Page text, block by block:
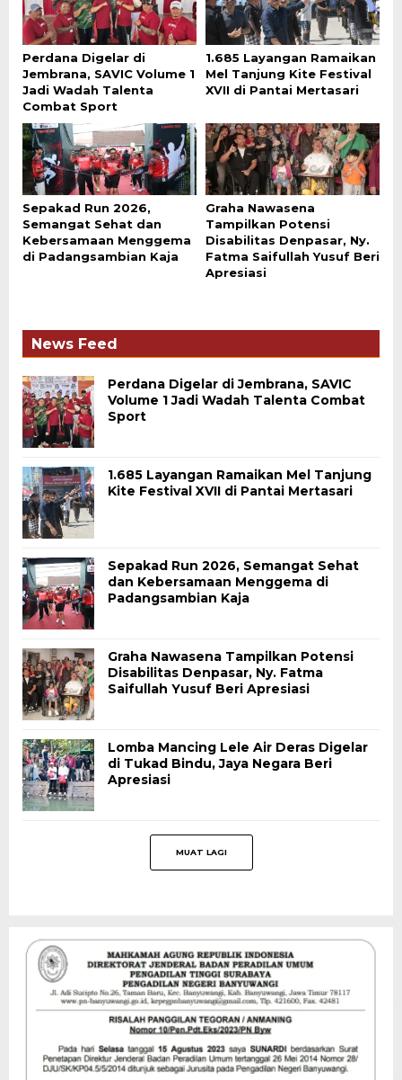
Perdana Digelar di
Jembrana, SAVIC Volume 1
Jadi Wadah Talenta
Combat Sport
1.685 Layangan Ramaikan
Mel Tanjung Kite Festival
XVII di Pantai Mertasari
Sepakad Run 2026,
Semangat Sehat dan
Kebersamaan Menggema
di Padangsambian Kaja
Graha Nawasena
Tampilkan Potensi
Disabilitas Denpasar, Ny.
Fatma Saifullah Yusuf Beri
Apresiasi
News Feed
Perdana Digelar di Jembrana, SAVIC
Volume 1 Jadi Wadah Talenta Combat
Sport
1.685 Layangan Ramaikan Mel Tanjung
Kite Festival XVII di Pantai Mertasari
Sepakad Run 2026, Semangat Sehat
dan Kebersamaan Menggema di
Padangsambian Kaja
Graha Nawasena Tampilkan Potensi
Disabilitas Denpasar, Ny. Fatma
Saifullah Yusuf Beri Apresiasi
Lomba Mancing Lele Air Deras Digelar
di Tukad Bindu, Jaya Negara Beri
Apresiasi